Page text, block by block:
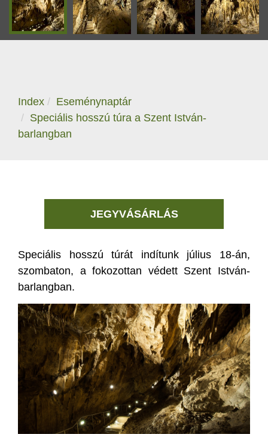
Index
Eseménynaptár
Speciális hosszú túra a Szent István-
barlangban
JEGYVÁSÁRLÁS
Speciális hosszú túrát indítunk július 18-án,
szombaton, a fokozottan védett Szent István-
barlangban.